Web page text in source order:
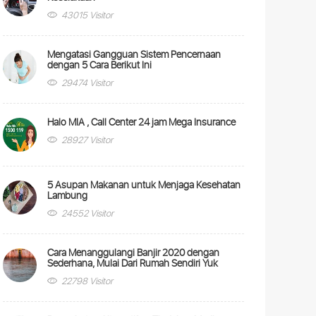
43015 Visitor
Mengatasi Gangguan Sistem Pencernaan
dengan 5 Cara Berikut Ini
29474 Visitor
Halo MIA , Call Center 24 jam Mega Insurance
28927 Visitor
5 Asupan Makanan untuk Menjaga Kesehatan
Lambung
24552 Visitor
Cara Menanggulangi Banjir 2020 dengan
Sederhana, Mulai Dari Rumah Sendiri Yuk
22798 Visitor